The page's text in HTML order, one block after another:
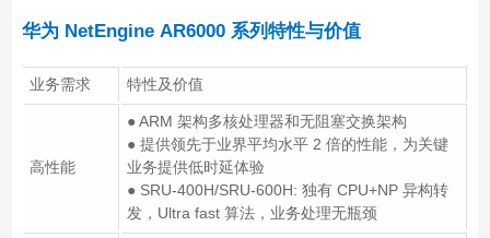
华为 NetEngine AR6000 系列特性与价值
业务需求 特性及价值
高性能
● ARM 架构多核处理器和无阻塞交换架构
● 提供领先于业界平均水平 2 倍的性能，为关键
业务提供低时延体验
● SRU-400H/SRU-600H: 独有 CPU+NP 异构转
发，Ultra fast 算法，业务处理无瓶颈